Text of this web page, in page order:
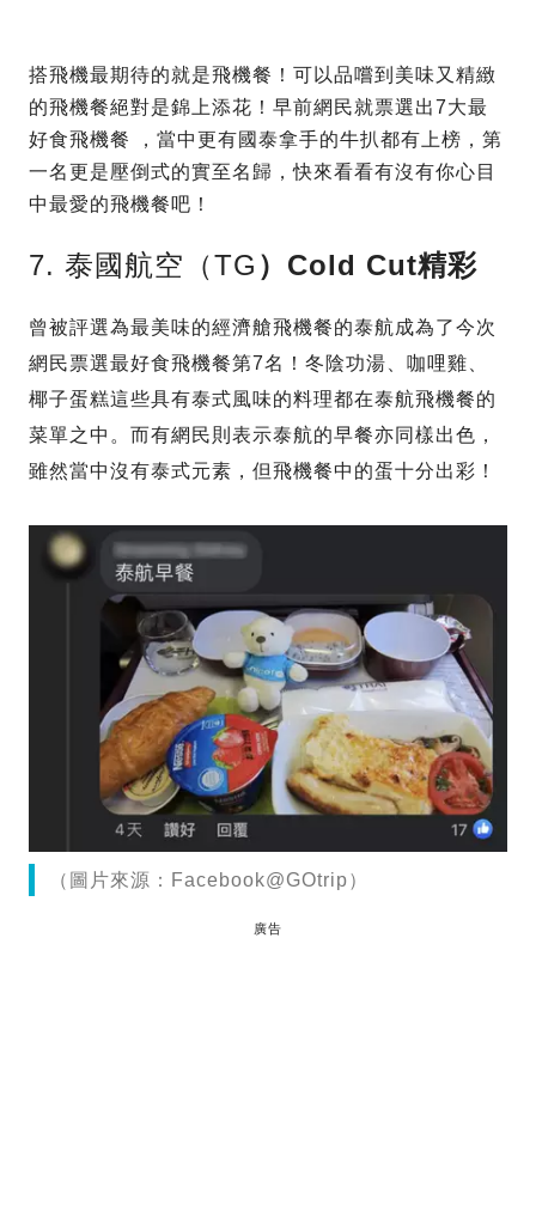
搭飛機最期待的就是飛機餐！可以品嚐到美味又精緻
的飛機餐絕對是錦上添花！早前網民就票選出7大最
好食飛機餐 ，當中更有國泰拿手的牛扒都有上榜，第
一名更是壓倒式的實至名歸，快來看看有沒有你心目
中最愛的飛機餐吧！
7. 泰國航空（TG ）Cold Cut精彩
曾被評選為最美味的經濟艙飛機餐的泰航成為了今次
網民票選最好食飛機餐第7名！冬陰功湯、咖哩雞、
椰子蛋糕這些具有泰式風味的料理都在泰航飛機餐的
菜單之中。而有網民則表示泰航的早餐亦同樣出色，
雖然當中沒有泰式元素，但飛機餐中的蛋十分出彩！
（圖片來源：Facebook@GOtrip）
廣告